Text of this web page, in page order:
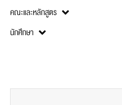
คณะและหลักสูตร
นักศึกษา